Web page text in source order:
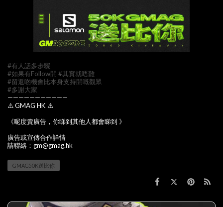
#有人話多步驟
#如果有Follow開 #其實就唔難
#留返啲機會比本身支持開嘅觀眾
#多謝大家
———————————
⚠️ GMAG HK ⚠️
《呢度賣廣告，你睇到其他人都會睇到 》
廣告或宣傳合作詳情
請聯絡：gm@gmag.hk
GMAG50K送比你